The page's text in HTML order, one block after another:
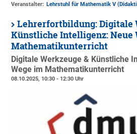
Veranstalter: Lehrstuhl für Mathematik V
Lehrerfortbildung: Digitale
Künstliche Intelligenz: Neue
Mathematikunterricht
Digitale Werkzeuge & Künstliche
Wege im Mathematikunterricht
08.10.2025, 10:30 - 12:30 Uhr